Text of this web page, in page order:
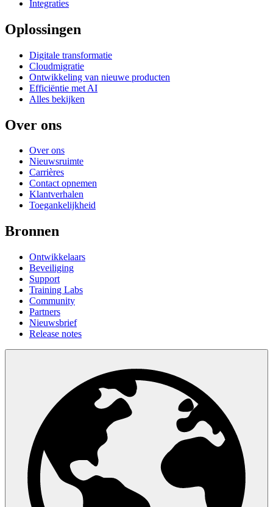
Integraties
Oplossingen
Digitale transformatie
Cloudmigratie
Ontwikkeling van nieuwe producten
Efficiëntie met AI
Alles bekijken
Over ons
Over ons
Nieuwsruimte
Carrières
Contact opnemen
Klantverhalen
Toegankelijkheid
Bronnen
Ontwikkelaars
Beveiliging
Support
Training Labs
Community
Partners
Nieuwsbrief
Release notes